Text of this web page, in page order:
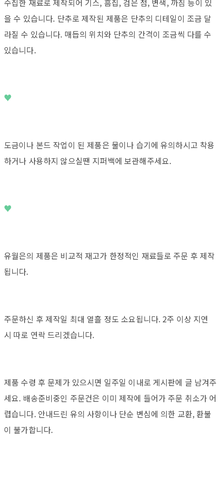
수집한 재료로 제작되어 기스, 흠집, 검은 점, 변색, 까짐 등이 있
을 수 있습니다. 단추로 제작된 제품은 단추의 디테일이 조금 달
라질 수 있습니다. 매듭의 위치와 단추의 간격이 조금씩 다를 수
있습니다.
♥
도금이나 본드 작업이 된 제품은 물이나 습기에 유의하시고 착용
하거나 사용하지 않으실땐 지퍼백에 보관해주세요.
♥
유월은의 제품은 비교적 재고가 한정적인 재료들로 주문 후 제작
됩니다.
주문하신 후 제작일 최대 열흘 정도 소요됩니다. 2주 이상 지연
시 따로 연락 드리겠습니다.
제품 수령 후 문제가 있으시면 일주일 이내로 게시판에 글 남겨주
세요. 배송준비중인 주문건은 이미 제작에 들어가 주문 취소가 어
렵습니다. 안내드린 유의 사항이나 단순 변심에 의한 교환, 환불
이 불가합니다.